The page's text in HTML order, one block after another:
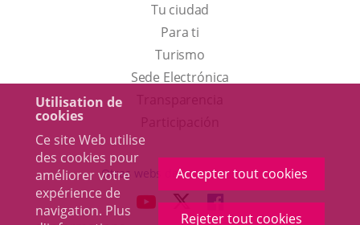
Utilisation de
cookies
Ce site Web utilise
des cookies pour
améliorer votre
expérience de
navigation. Plus
Accepter tout cookies
Rejeter tout cookies
Tu ciudad
Para ti
TurismoEste
enlace
una
ventana
nueva.
Sede Electrónica
externa.
Otras webs del ayuntamiento
ENLACEENLACE
A
ENLACE
A